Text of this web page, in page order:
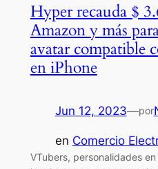
Hyper recauda $
Amazon y más
avatar compatible
en iPhone
Jun 12, 2023—por
en Comercio
VTubers, personalidades